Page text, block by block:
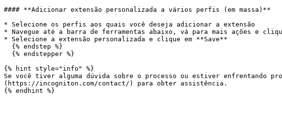
#### **Adicionar extensão personalizada a vários perfis (em massa)**
* Selecione os perfis aos quais você deseja adicionar a extensão
* Navegue até a barra de ferramentas abaixo, vá para mais ações e
* Selecione a extensão personalizada e clique em **Save**
{% hint style="info" %}
Se você tiver alguma dúvida sobre o processo ou estiver enfrentando
(https://incogniton.com/contact/) para obter assistência.